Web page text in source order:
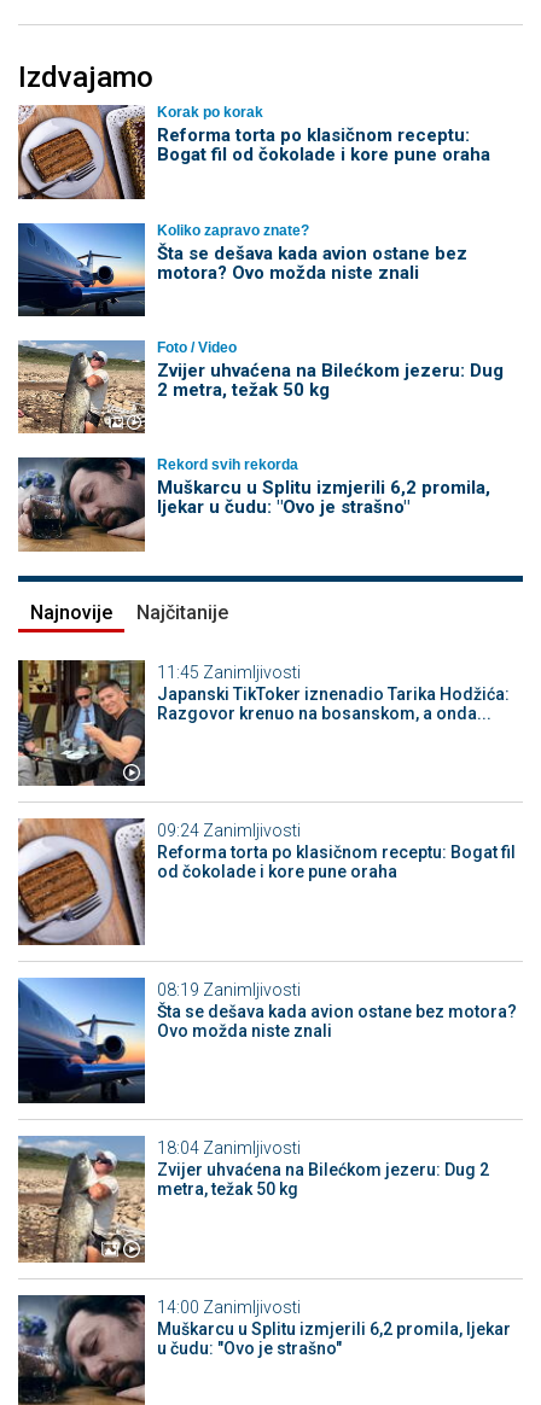
Izdvajamo
Korak po korak
Reforma torta po klasičnom receptu:
Bogat fil od čokolade i kore pune oraha
Koliko zapravo znate?
Šta se dešava kada avion ostane bez
motora? Ovo možda niste znali
Foto / Video
Zvijer uhvaćena na Bilećkom jezeru: Dug
2 metra, težak 50 kg
Rekord svih rekorda
Muškarcu u Splitu izmjerili 6,2 promila,
ljekar u čudu: "Ovo je strašno"
Najnovije Najčitanije
11:45 Zanimljivosti
Japanski TikToker iznenadio Tarika Hodžića:
Razgovor krenuo na bosanskom, a onda...
09:24 Zanimljivosti
Reforma torta po klasičnom receptu: Bogat fil
od čokolade i kore pune oraha
08:19 Zanimljivosti
Šta se dešava kada avion ostane bez motora?
Ovo možda niste znali
18:04 Zanimljivosti
Zvijer uhvaćena na Bilećkom jezeru: Dug 2
metra, težak 50 kg
14:00 Zanimljivosti
Muškarcu u Splitu izmjerili 6,2 promila, ljekar
u čudu: "Ovo je strašno"